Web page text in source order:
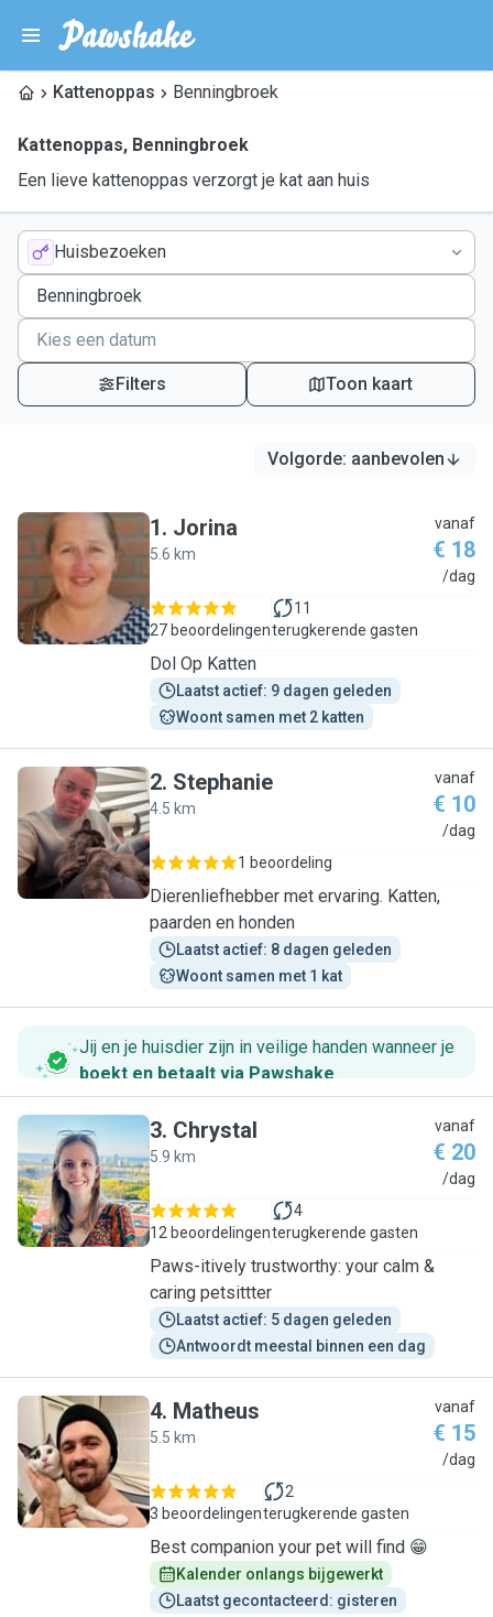
Kattenoppas Benningbroek
Kattenoppas, Benningbroek
Een lieve kattenoppas verzorgt je kat aan huis
Huisbezoeken
Filters Toon kaart
Volgorde: aanbevolen
J
1. Jorina
5.6 km
vanaf
€ 18
/dag
27 beoordelingen
11
terugkerende gasten
Dol Op Katten
Laatst actief: 9 dagen geleden
Woont samen met 2 katten
S
2. Stephanie
4.5 km
vanaf
€ 10
/dag
1 beoordeling
Dierenliefhebber met ervaring. Katten,
paarden en honden
Laatst actief: 8 dagen geleden
Woont samen met 1 kat
Jij en je huisdier zijn in veilige handen wanneer je
boekt en betaalt via Pawshake.
C
3. Chrystal
5.9 km
vanaf
€ 20
/dag
12 beoordelingen
4
terugkerende gasten
Paws-itively trustworthy: your calm &
caring petsittter
Laatst actief: 5 dagen geleden
Antwoordt meestal binnen een dag
M
4. Matheus
5.5 km
vanaf
€ 15
/dag
3 beoordelingen
2
terugkerende gasten
Best companion your pet will find 😁
Kalender onlangs bijgewerkt
Laatst gecontacteerd: gisteren